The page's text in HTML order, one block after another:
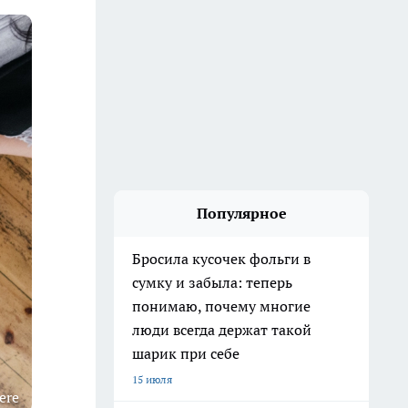
Популярное
Бросила кусочек фольги в
сумку и забыла: теперь
понимаю, почему многие
люди всегда держат такой
шарик при себе
15 июля